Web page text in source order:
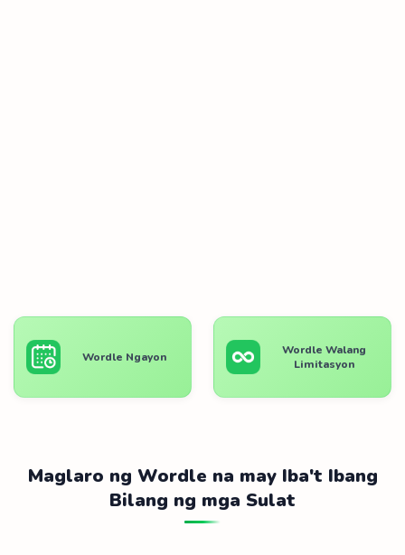
Wordle Ngayon
Wordle Walang
Limitasyon
Maglaro ng Wordle na may Iba't Ibang
Bilang ng mga Sulat